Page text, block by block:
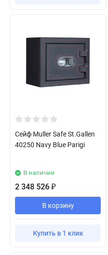
Сейф Muller Safe St.Gallen
40250 Navy Blue Parigi
В наличии
2 348 526 ₽
В корзину
Купить в 1 клик